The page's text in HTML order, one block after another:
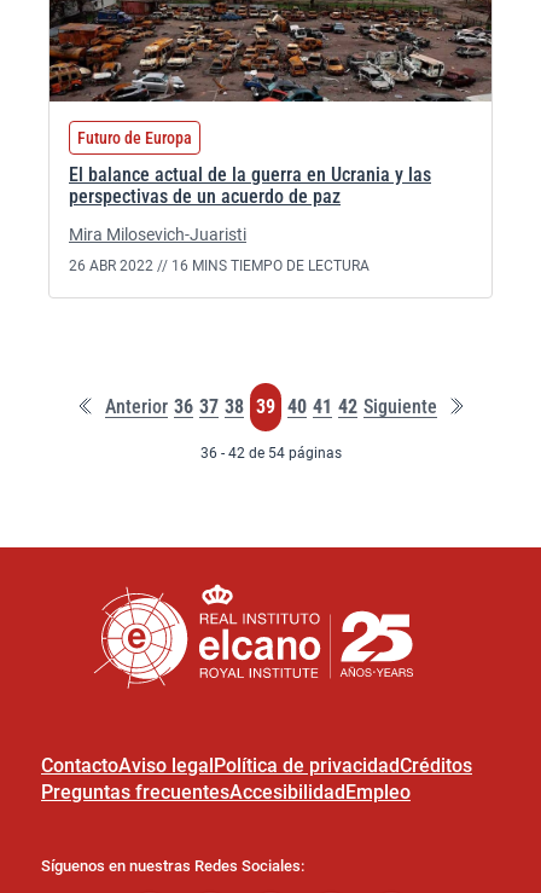
Futuro de Europa
El balance actual de la guerra en Ucrania y las
perspectivas de un acuerdo de paz
Mira Milosevich-Juaristi
26 ABR 2022 // 16 MINS TIEMPO DE LECTURA
Primera
página
Anterior Página
36 Página
37 Página
38 Página
39 Página
40 Página
41 Página
42 Siguiente
Última
página
36 - 42 de 54 páginas
ContactoAviso legalPolítica de privacidadCréditos
Preguntas frecuentesAccesibilidadEmpleo
Síguenos en nuestras Redes Sociales: